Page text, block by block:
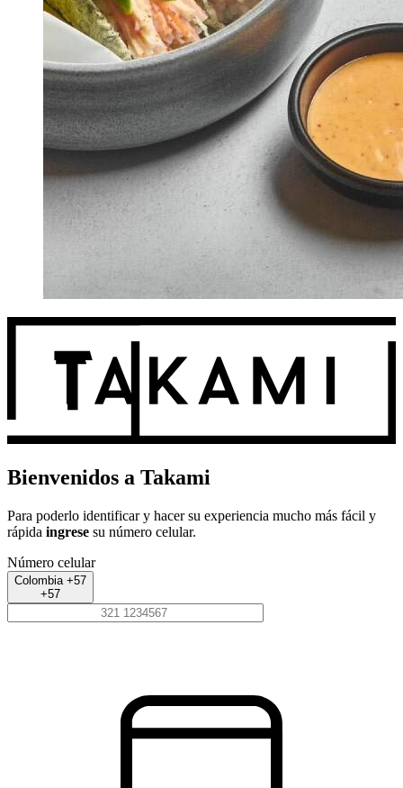
Bienvenidos a Takami
Para poderlo identificar y hacer su experiencia mucho más fácil y
rápida ingrese su número celular.
Número celular
Colombia +57
+57